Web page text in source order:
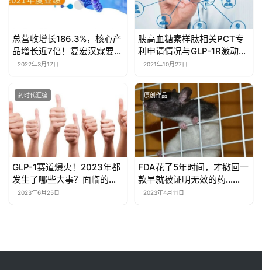
总营收增长186.3%，核心产
品增长近7倍！复宏汉霖要从
biotech走向biopharma
2022年3月17日
胰高血糖素样肽相关PCT专
利申请情况与GLP-1R激动剂
的市场分析
2021年10月27日
药时代汇编
GLP-1赛道爆火！2023年都
发生了哪些大事？面临的挑
战有哪些？
2023年6月25日
原创作品
FDA花了5年时间，才撤回一
款早就被证明无效的药……
2023年4月11日